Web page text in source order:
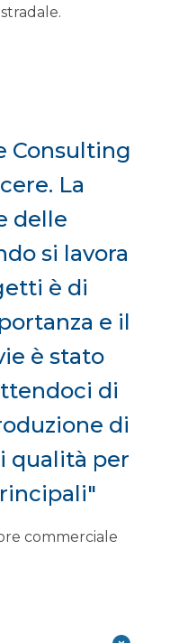
Consulting
La
delle
si lavora
è di
e il
è stato
di
di
qualità per
commerciale